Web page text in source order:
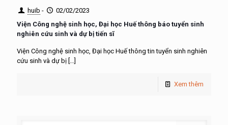
huib -
02/02/2023
Viện Công nghệ sinh học, Đại học Huế thông báo tuyển sinh
nghiên cứu sinh và dự bị tiến sĩ
Viện Công nghệ sinh học, Đại học Huế thông tin tuyển sinh nghiên
cứu sinh và dự bị […]
Xem thêm